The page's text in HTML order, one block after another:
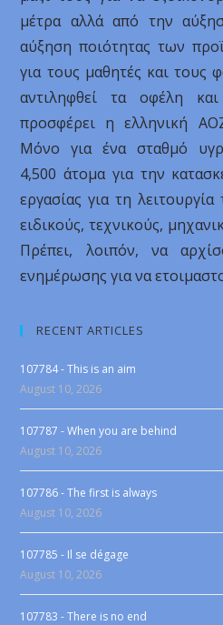
μέτρα αλλά από την
αύξηση ποιότητας των
για τους μαθητές και τους
αντιληφθεί τα οφέλη
προσφέρει η ελληνική
Μόνο για ένα σταθμό
4,500 άτομα για την
εργασίας για τη
ειδικούς, τεχνικούς,
Πρέπει, λοιπόν, να
ενημέρωσης για να
RECENT ARTICLES
107784 - This is an aim
August 10, 2026
107787 - When you are behind
August 10, 2026
107786 - The first is always
August 10, 2026
107785 - Il se dégage
August 10, 2026
107783 - There is no end